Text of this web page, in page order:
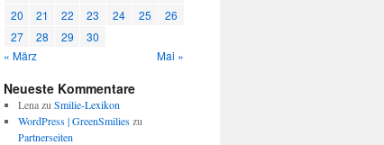
20
21 22 23 24 25
26
27
28 29
30
« März
Mai »
Neueste Kommentare
Lenazu Smilie-Lexikon
WordPress | GreenSmilieszu
Partnerseiten